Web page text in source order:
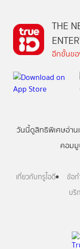
THE
อีกขั้นขอ
วันนี้ดูสิทธิพิเศษอ่าน
คอม
เกี่ยวกับทรูไอดี ข้อก
บริ